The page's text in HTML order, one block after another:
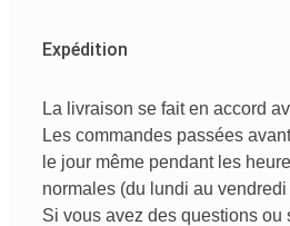
Expédition
La livraison se fait en accord
Les commandes passées
le jour même pendant les
normales (du lundi au
Si vous avez des questions ou